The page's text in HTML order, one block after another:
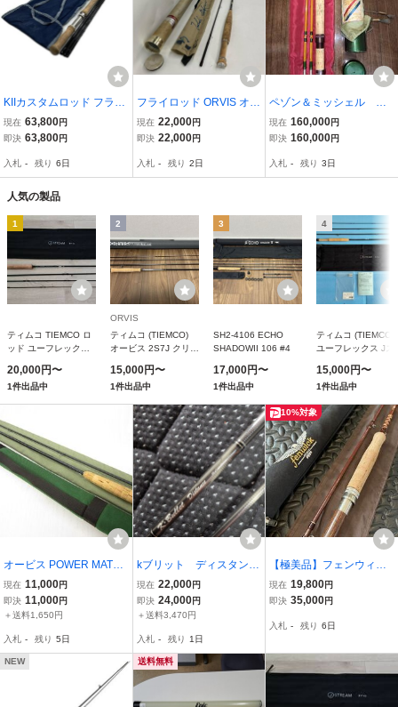
KIIカスタムロッド フライ
ロッド ボニーリンクス 12
ft #5/6 やや傷や汚れあり
現在 63,800円
即決 63,800円
入札 - 残り 6日
フライロッド ORVIS オー
ビス brook trout ブルック
トラウト 7'6 #4
現在 22,000円
即決 22,000円
入札 - 残り 2日
ペゾン＆ミッシェル Rit
z Super Palaboric PPP
Colorado 7ft7in レア
現在 160,000円
即決 160,000円
入札 - 残り 3日
人気の製品
1
ティムコ TIEMCO ロ
ッド ユーフレックスJ
20,000円〜
1件出品中
2
ORVIS
ティムコ (TIEMCO)
オービス 2S7J クリア
15,000円〜
1件出品中
3
SH2-4106 ECHO
SHADOWII 106 #4
17,000円〜
1件出品中
4
ティムコ (TIEMCO)
ユーフレックス Jス
15,000円〜
1件出品中
オービス POWER MATO
RIX パワーマトリクス10
843 ORVIS USED
現在 11,000円
即決 11,000円
＋送料1,650円
入札 - 残り 5日
kブリット ディスタン
ス K.Bullet Distance #6
9.6ft
現在 22,000円
即決 24,000円
＋送料3,470円
入札 - 残り 1日
10%対象
【極美品】フェンウィッ
ク FF764-2J クラシック
グラス 7’6” #4 2ピース
現在 19,800円
即決 35,000円
入札 - 残り 6日
NEW 送料無料